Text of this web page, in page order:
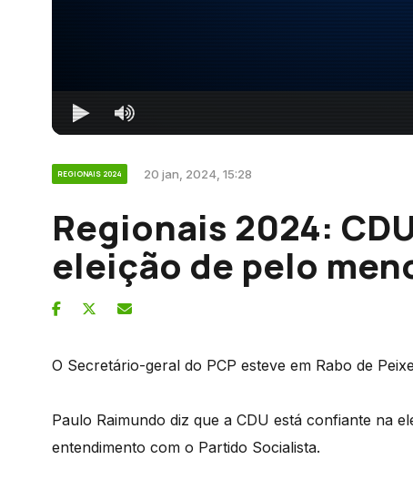
REGIONAIS 2024 20 jan, 2024, 15:28
Regionais 2024:
eleição de pelo
O Secretário-geral do PCP esteve em Rabo de
Paulo Raimundo diz que a CDU está confiante na
entendimento com o Partido Socialista.